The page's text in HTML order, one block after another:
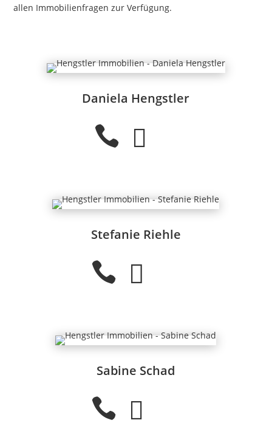
allen Immobilienfragen zur Verfügung.
Daniela Hengstler
 
Stefanie Riehle
 
Sabine Schad
 